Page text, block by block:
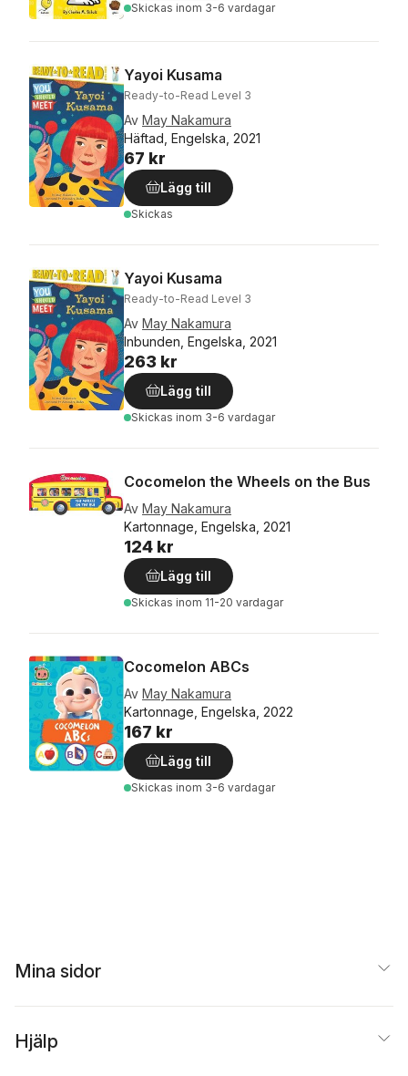
Skickas inom 3-6 vardagar
Yayoi Kusama
Ready-to-Read Level 3
Av May Nakamura
Häftad, Engelska, 2021
67 kr
Lägg till
Skickas
Yayoi Kusama
Ready-to-Read Level 3
Av May Nakamura
Inbunden, Engelska, 2021
263 kr
Lägg till
Skickas inom 3-6 vardagar
Cocomelon the Wheels on the Bus
Av May Nakamura
Kartonnage, Engelska, 2021
124 kr
Lägg till
Skickas inom 11-20 vardagar
Cocomelon ABCs
Av May Nakamura
Kartonnage, Engelska, 2022
167 kr
Lägg till
Skickas inom 3-6 vardagar
Mina sidor
Hjälp